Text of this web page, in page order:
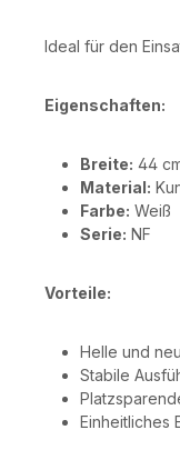
Ideal für den
Eigenschaften:
Breite: 44
Material:
Farbe: Weiß
Serie: NF
Vorteile:
Helle und
Stabile
Einheitliches